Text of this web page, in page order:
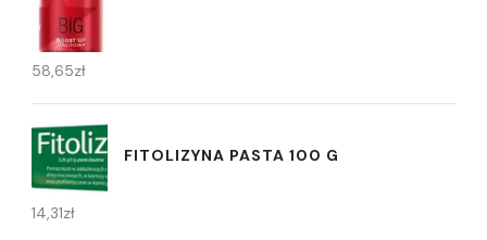
58,65zł
FITOLIZYNA PASTA 100 G
14,31zł